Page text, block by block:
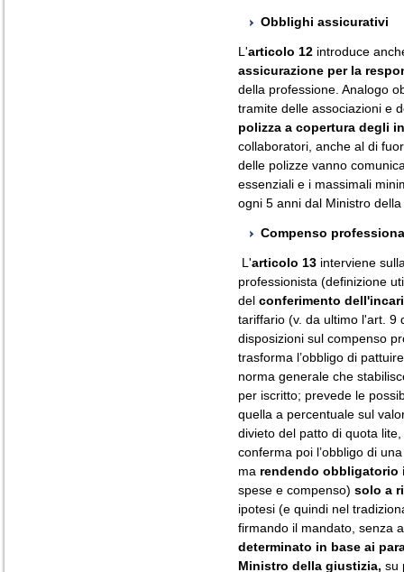
Obblighi assicurativi
L'articolo 12 introduce
assicurazione per la
della professione. Analogo
tramite delle associazioni e
polizza a copertura degli
collaboratori, anche al di
delle polizze vanno
essenziali e i massimali
ogni 5 anni dal Ministro
Compenso
L'articolo 13 interviene
professionista (definizione
del conferimento
tariffario (v. da ultimo l'art. 9
disposizioni sul compenso
trasforma l’obbligo di
norma generale che
per iscritto; prevede le
quella a percentuale sul
divieto del patto di quota
conferma poi l’obbligo di
ma rendendo obbligatorio
spese e compenso) solo a
ipotesi (e quindi nel
firmando il mandato, senza
determinato in base ai
Ministro della giustizia, su